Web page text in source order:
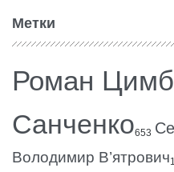
Метки
Роман
Санченко653
Володимир В’ятрович